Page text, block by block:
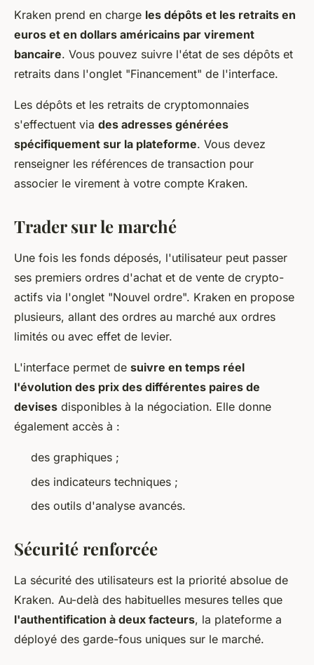
Kraken prend en charge les dépôts et les retraits en
euros et en dollars américains par virement
bancaire. Vous pouvez suivre l'état de ses dépôts et
retraits dans l'onglet "Financement" de l'interface.
Les dépôts et les retraits de cryptomonnaies
s'effectuent via des adresses générées
spécifiquement sur la plateforme. Vous devez
renseigner les références de transaction pour
associer le virement à votre compte Kraken.
Trader sur le marché
Une fois les fonds déposés, l'utilisateur peut passer
ses premiers ordres d'achat et de vente de crypto-
actifs via l'onglet "Nouvel ordre". Kraken en propose
plusieurs, allant des ordres au marché aux ordres
limités ou avec effet de levier.
L'interface permet de suivre en temps réel
l'évolution des prix des différentes paires de
devises disponibles à la négociation. Elle donne
également accès à :
des graphiques ;
des indicateurs techniques ;
des outils d'analyse avancés.
Sécurité renforcée
La sécurité des utilisateurs est la priorité absolue de
Kraken. Au-delà des habituelles mesures telles que
l'authentification à deux facteurs, la plateforme a
déployé des garde-fous uniques sur le marché.